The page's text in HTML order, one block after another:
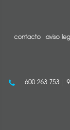
contacto aviso
600 263 753|